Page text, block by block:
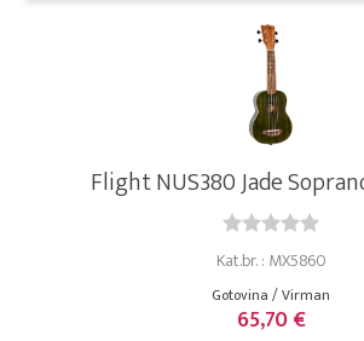
Flight NUS380 Jade
Kat.br. : MX5860
Gotovina / Virman
65,70 €